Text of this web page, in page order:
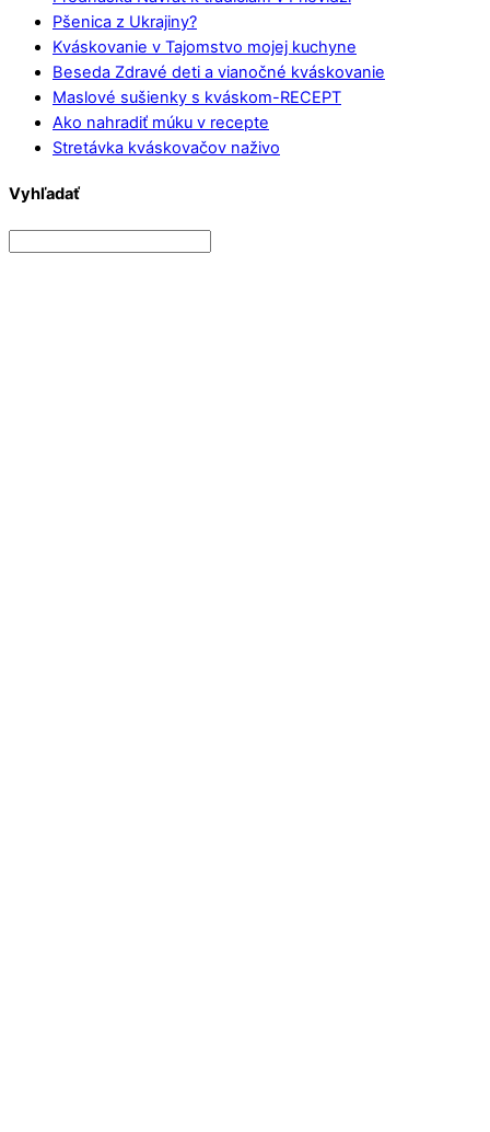
Pšenica z Ukrajiny?
Kváskovanie v Tajomstvo mojej kuchyne
Beseda Zdravé deti a vianočné kváskovanie
Maslové sušienky s kváskom-RECEPT
Ako nahradiť múku v recepte
Stretávka kváskovačov naživo
Vyhľadať